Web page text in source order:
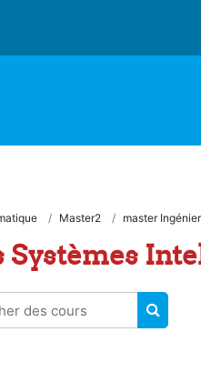
Master2 master
des cours